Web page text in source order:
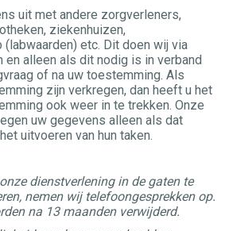
uit met andere zorgverleners,
ziekenhuizen,
etc. Dit doen wij via
alleen als dit nodig is in verband
of na uw toestemming. Als
zijn verkregen, dan heeft u het
ook weer in te trekken. Onze
uw gegevens alleen als dat
uitvoeren van hun taken.
dienstverlening in de gaten te
nemen wij telefoongesprekken op.
na 13 maanden verwijderd.